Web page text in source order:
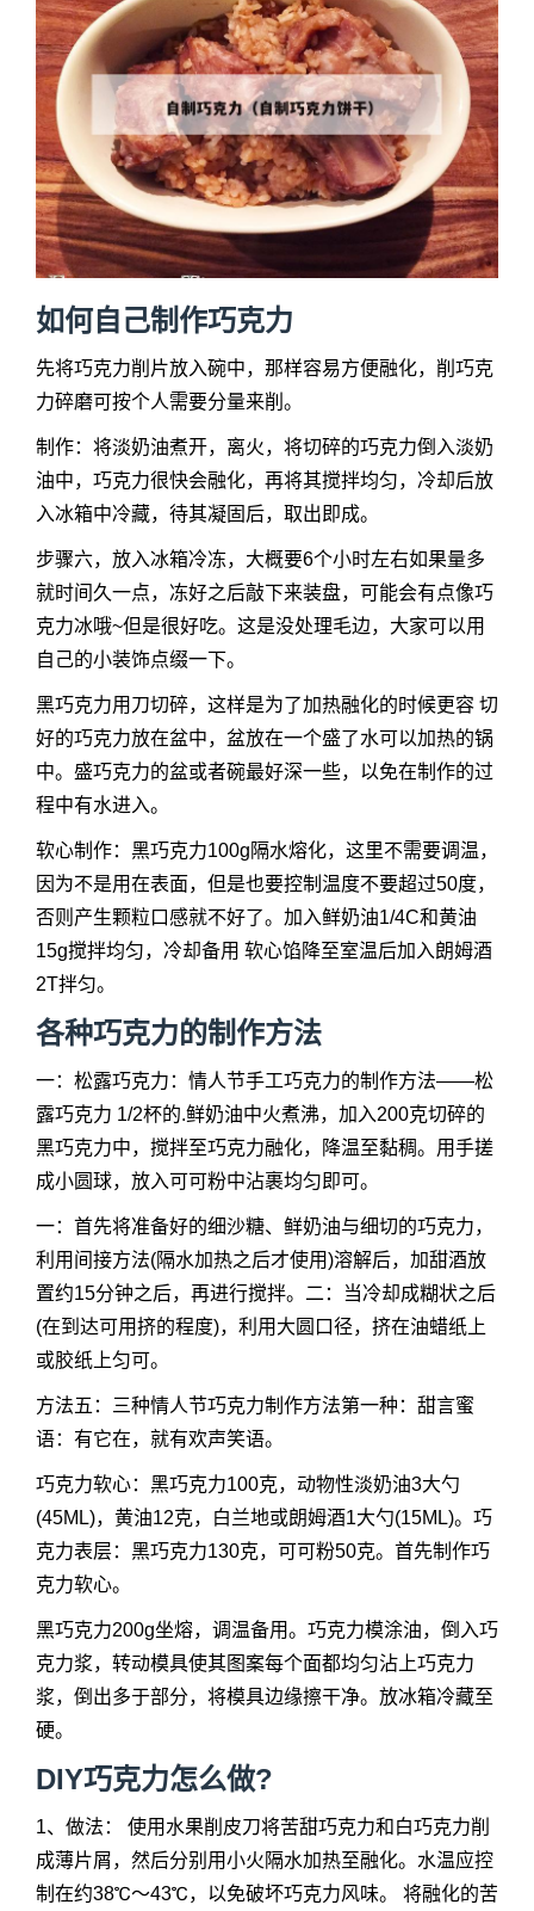
如何自己制作巧克力
先将巧克力削片放入碗中，那样容易方便融化，削巧克
力碎磨可按个人需要分量来削。
制作：将淡奶油煮开，离火，将切碎的巧克力倒入淡奶
油中，巧克力很快会融化，再将其搅拌均匀，冷却后放
入冰箱中冷藏，待其凝固后，取出即成。
步骤六，放入冰箱冷冻，大概要6个小时左右如果量多
就时间久一点，冻好之后敲下来装盘，可能会有点像巧
克力冰哦~但是很好吃。这是没处理毛边，大家可以用
自己的小装饰点缀一下。
黑巧克力用刀切碎，这样是为了加热融化的时候更容 切
好的巧克力放在盆中，盆放在一个盛了水可以加热的锅
中。盛巧克力的盆或者碗最好深一些，以免在制作的过
程中有水进入。
软心制作：黑巧克力100g隔水熔化，这里不需要调温，
因为不是用在表面，但是也要控制温度不要超过50度，
否则产生颗粒口感就不好了。加入鲜奶油1/4C和黄油
15g搅拌均匀，冷却备用 软心馅降至室温后加入朗姆酒
2T拌匀。
各种巧克力的制作方法
一：松露巧克力：情人节手工巧克力的制作方法——松
露巧克力 1/2杯的.鲜奶油中火煮沸，加入200克切碎的
黑巧克力中，搅拌至巧克力融化，降温至黏稠。用手搓
成小圆球，放入可可粉中沾裹均匀即可。
一：首先将准备好的细沙糖、鲜奶油与细切的巧克力，
利用间接方法(隔水加热之后才使用)溶解后，加甜酒放
置约15分钟之后，再进行搅拌。二：当冷却成糊状之后
(在到达可用挤的程度)，利用大圆口径，挤在油蜡纸上
或胶纸上匀可。
方法五：三种情人节巧克力制作方法第一种：甜言蜜
语：有它在，就有欢声笑语。
巧克力软心：黑巧克力100克，动物性淡奶油3大勺
(45ML)，黄油12克，白兰地或朗姆酒1大勺(15ML)。巧
克力表层：黑巧克力130克，可可粉50克。首先制作巧
克力软心。
黑巧克力200g坐熔，调温备用。巧克力模涂油，倒入巧
克力浆，转动模具使其图案每个面都均匀沾上巧克力
浆，倒出多于部分，将模具边缘擦干净。放冰箱冷藏至
硬。
DIY巧克力怎么做?
1、做法： 使用水果削皮刀将苦甜巧克力和白巧克力削
成薄片屑，然后分别用小火隔水加热至融化。水温应控
制在约38℃～43℃，以免破坏巧克力风味。 将融化的苦